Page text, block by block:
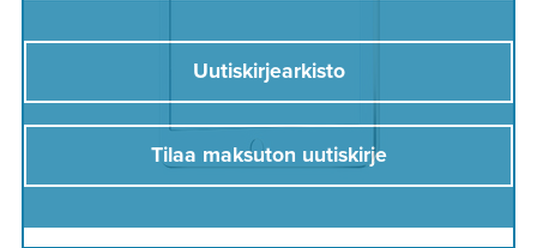
Uutiskirjearkisto
Tilaa maksuton uutiskirje